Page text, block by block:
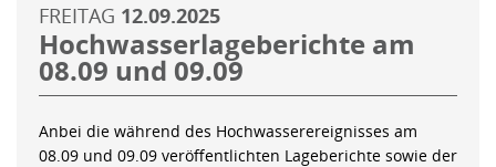
FREITAG 12.09.2025
Hochwasserlageberichte am
08.09 und 09.09
Anbei die während des Hochwasserereignisses am
08.09 und 09.09 veröffentlichten Lageberichte sowie der